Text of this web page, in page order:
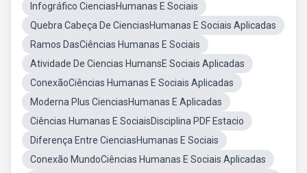
Infográfico CienciasHumanas E Sociais
Quebra Cabeça De CienciasHumanas E Sociais Aplicadas
Ramos DasCiências Humanas E Sociais
Atividade De Ciencias HumansE Sociais Aplicadas
ConexãoCiências Humanas E Sociais Aplicadas
Moderna Plus CienciasHumanas E Aplicadas
Ciências Humanas E SociaisDisciplina PDF Estacio
Diferença Entre CienciasHumanas E Sociais
Conexão MundoCiências Humanas E Sociais Aplicadas